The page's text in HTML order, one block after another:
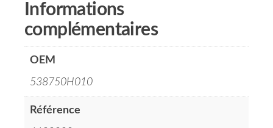
Informations
complémentaires
OEM
538750H010
Référence